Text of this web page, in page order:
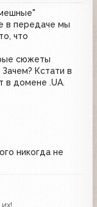
в передаче мы
что
сюжеты
Кстати в
в домене .UA.
никогда не